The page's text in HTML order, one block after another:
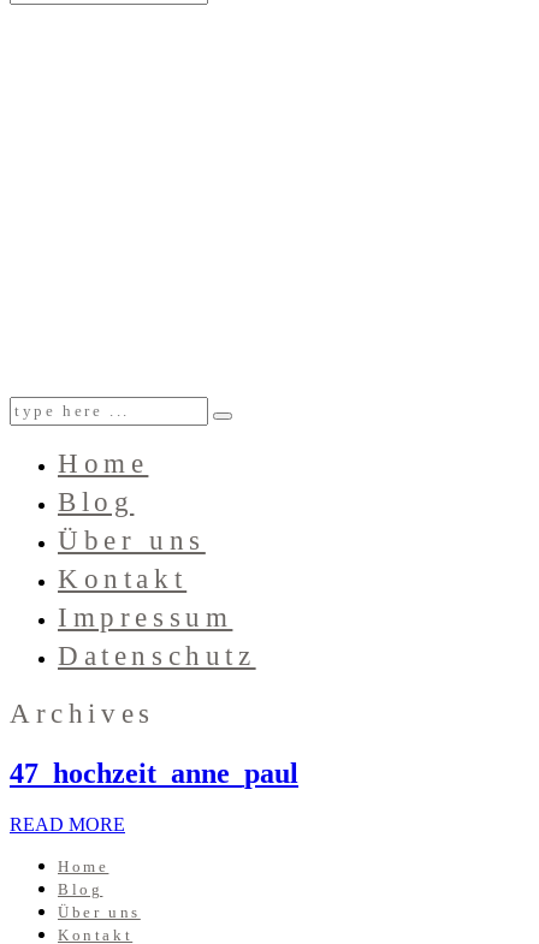
Home
Blog
Über uns
Kontakt
Impressum
Datenschutz
Archives
47_hochzeit_anne_paul
READ MORE
Home
Blog
Über uns
Kontakt